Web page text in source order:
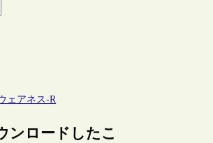
ェアネス-R
ンロードしたこ